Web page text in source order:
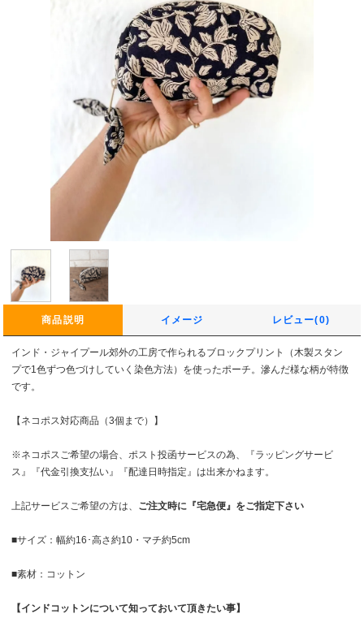
商品説明 イメージ レビュー(0)
インド・ジャイプール郊外の工房で作られるブロックプリント（木製スタン
プで1色ずつ色づけしていく染色方法）を使ったポーチ。滲んだ様な柄が特徴
です。
【ネコポス対応商品（3個まで）】
※ネコポスご希望の場合、ポスト投函サービスの為、『ラッピングサービ
ス』『代金引換支払い』『配達日時指定』は出来かねます。
上記サービスご希望の方は、 ご注文時に『宅急便』をご指定下さい
■サイズ：幅約16･高さ約10・マチ約5cm
■素材：コットン
【インドコットンについて知っておいて頂きたい事】